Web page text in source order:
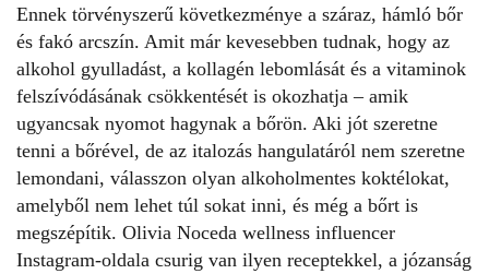
Ennek törvényszerű következménye a száraz, hámló bőr
és fakó arcszín. Amit már kevesebben tudnak, hogy az
alkohol gyulladást, a kollagén lebomlását és a vitaminok
felszívódásának csökkentését is okozhatja – amik
ugyancsak nyomot hagynak a bőrön. Aki jót szeretne
tenni a bőrével, de az italozás hangulatáról nem szeretne
lemondani, válasszon olyan alkoholmentes koktélokat,
amelyből nem lehet túl sokat inni, és még a bőrt is
megszépítik. Olivia Noceda wellness influencer
Instagram-oldala csurig van ilyen receptekkel, a józanság